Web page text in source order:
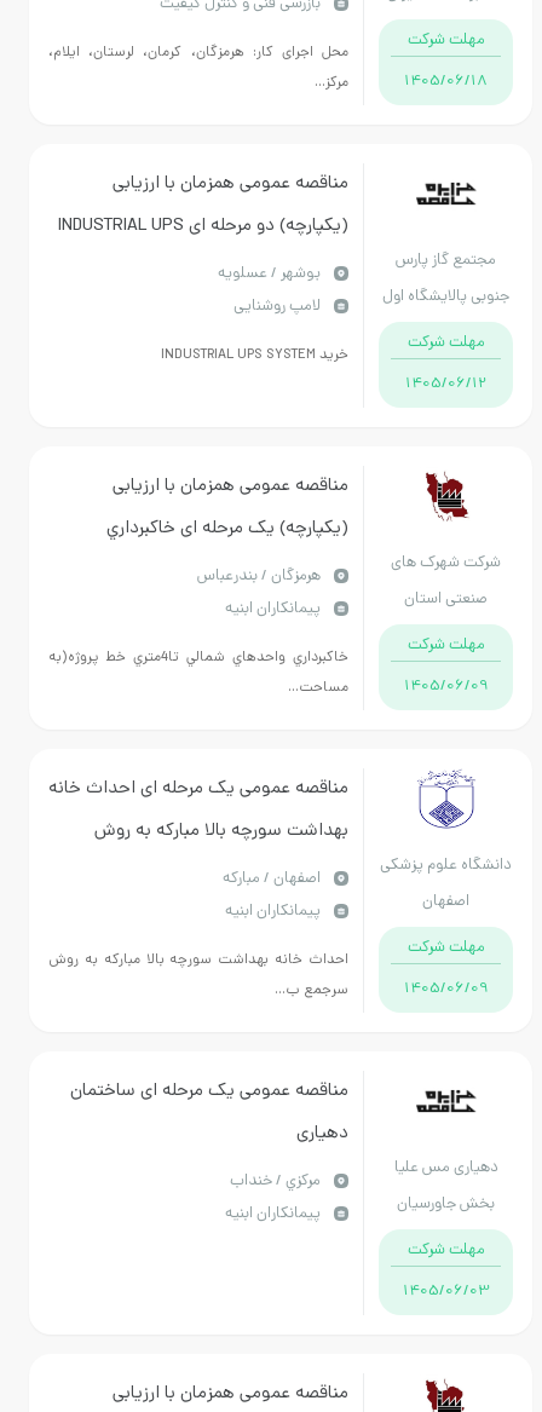
مهلت شرکت
1405/06/18
محل اجرای کار: هرمزگان، کرمان، لرستان، ایلام،
مرکز...
مجتمع گاز پارس
جنوبی پالایشگاه اول
مهلت شرکت
1405/06/12
مناقصه عمومی همزمان با ارزیابی
(یکپارچه) دو مرحله ای INDUSTRIAL UPS
SYSTEMبوشهر / عسلویه
لامپ روشنایی
خرید INDUSTRIAL UPS SYSTEM
شرکت شهرک های
صنعتی استان
هرمزگان
مهلت شرکت
1405/06/09
مناقصه عمومی همزمان با ارزیابی
(یکپارچه) یک مرحله ای خاكبرداري
واحدهاي شمالي تا4متري خط پروژه، كانال
بلوار ورودي و روسازي باقي مانده شهرك
صنعتي جرون به مدت 24ما
هرمزگان / بندرعباس
پیمانکاران ابنیه
خاكبرداري واحدهاي شمالي تا4متري خط پروژه(به
مساحت...
دانشگاه علوم پزشکی
اصفهان
مهلت شرکت
1405/06/09
مناقصه عمومی یک مرحله ای احداث خانه
بهداشت سورچه بالا مبارکه به روش
سرجمع بر اساس فهارس بهای سال 1404
اصفهان / مبارکه
پیمانکاران ابنیه
احداث خانه بهداشت سورچه بالا مبارکه به روش
سرجمع ب...
دهیاری مس علیا
بخش جاورسیان
شهرستان خنداب
مهلت شرکت
1405/06/03
مناقصه عمومی یک مرحله ای ساختمان
دهیاری
مركزي / خنداب
پیمانکاران ابنیه
مناقصه عمومی همزمان با ارزیابی